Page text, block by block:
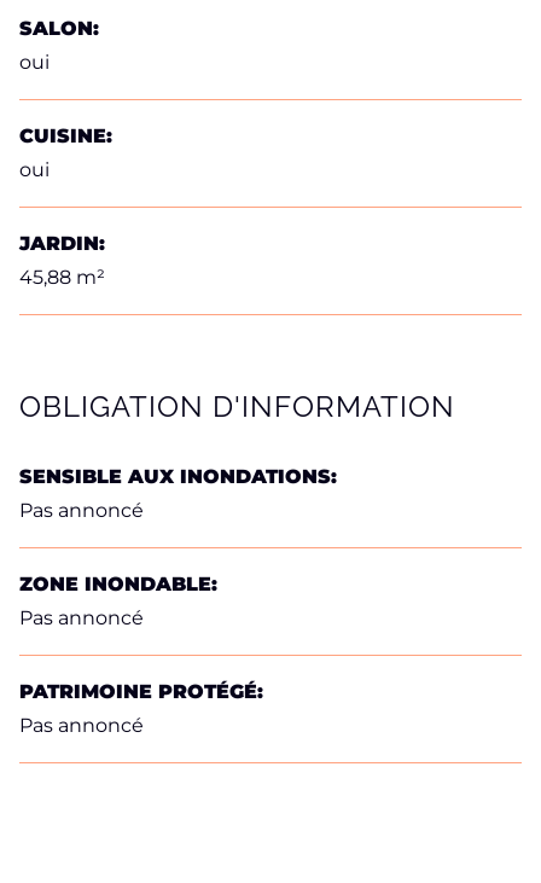
SALON:
oui
CUISINE:
oui
JARDIN:
45,88 m²
OBLIGATION D'INFORMATION
SENSIBLE AUX INONDATIONS:
Pas annoncé
ZONE INONDABLE:
Pas annoncé
PATRIMOINE PROTÉGÉ:
Pas annoncé